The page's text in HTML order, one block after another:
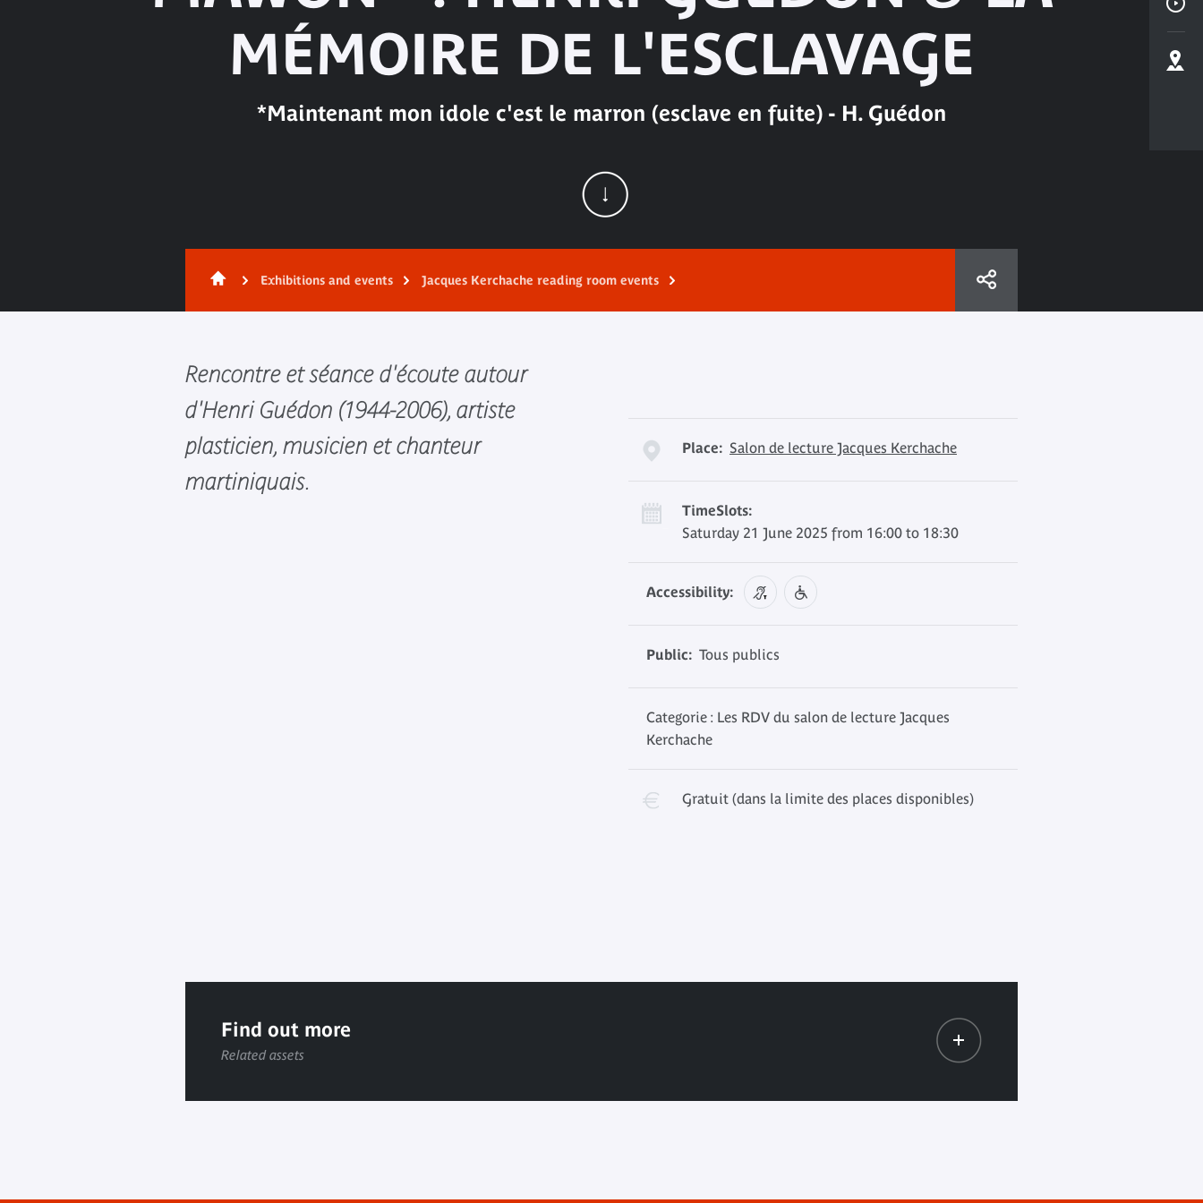
MÉMOIRE DE L'ESCLAVAGE
*Maintenant mon idole c'est le marron (esclave en fuite) - H. Guédon
Exhibitions and events Jacques Kerchache reading room events
Rencontre et séance d'écoute autour
d'Henri Guédon (1944-2006), artiste
plasticien, musicien et chanteur
martiniquais.
Place: Salon de lecture Jacques Kerchache
TimeSlots:
Saturday 21 June 2025 from 16:00 to 18:30
Accessibility:
Public: Tous publics
Categorie : Les RDV du salon de lecture Jacques
Kerchache
Gratuit (dans la limite des places disponibles)
Find out more
Related assets